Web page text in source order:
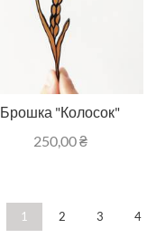
Брошка "Колосок"
250,00₴
1 2 3 4